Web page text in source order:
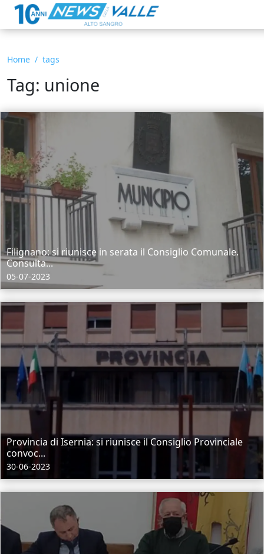
Home tags
Tag: unione
Filignano: si riunisce in serata il Consiglio Comunale.
Consulta...
05-07-2023
Provincia di Isernia: si riunisce il Consiglio Provinciale
convoc...
30-06-2023